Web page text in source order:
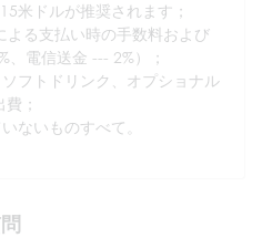
米ドルが推奨されます；
る支払い時の手数料および
電信送金 --- 2%）；
フトドリンク、オプショナル
；
ないものすべて。